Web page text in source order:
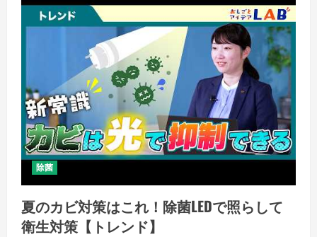
除菌
夏のカビ対策はこれ！除菌LEDで照らして
衛生対策【トレンド】